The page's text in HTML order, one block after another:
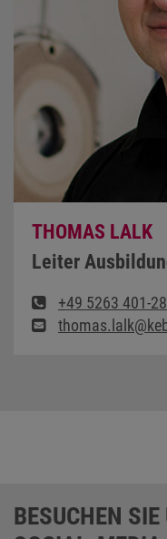
THOMAS LALK
Leiter
+49 5263 401-
BESUCHEN